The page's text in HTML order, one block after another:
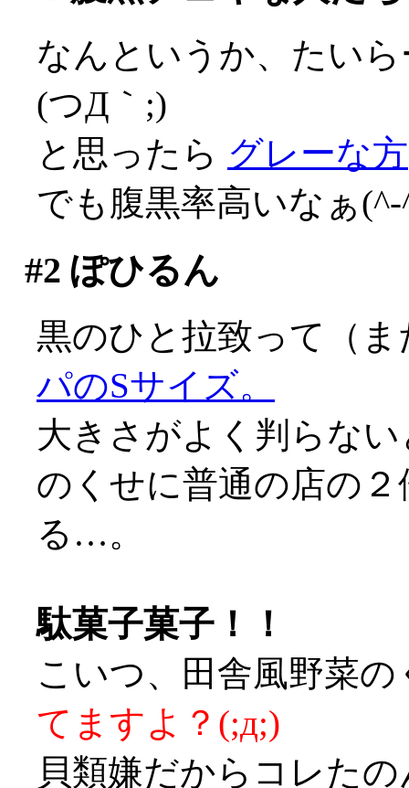
なんというか、たい
(つД｀;)
と思ったら グレーな方
でも腹黒率高いなぁ
#2 ぽひるん
黒のひと拉致って（
パのSサイズ。
大きさがよく判らな
のくせに普通の店の
る…。
駄菓子菓子！！
こいつ、田舎風野菜
てますよ？(;д;)
貝類嫌だからコレた